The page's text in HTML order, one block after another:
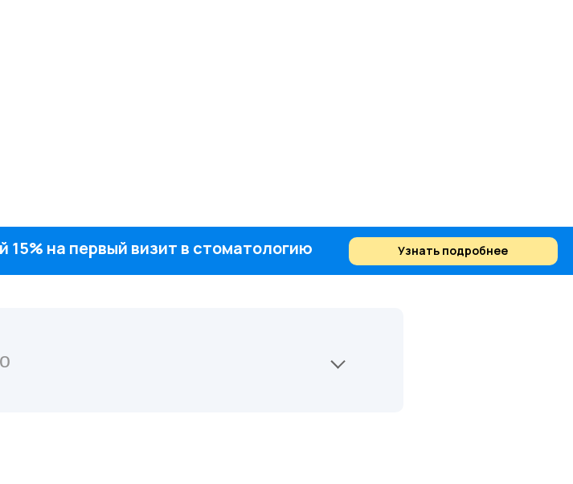
15% на первый визит в стоматологию Узнать подробнее